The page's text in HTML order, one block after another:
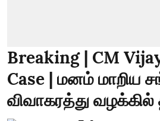
Breaking | CM
Case | மனம் மாறிய
விவாகரத்து வழக்கில்